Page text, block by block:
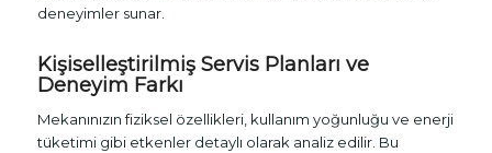
deneyimler sunar.
Kişiselleştirilmiş Servis Planları ve
Deneyim Farkı
Mekanınızın fiziksel özellikleri, kullanım yoğunluğu ve enerji
tüketimi gibi etkenler detaylı olarak analiz edilir. Bu